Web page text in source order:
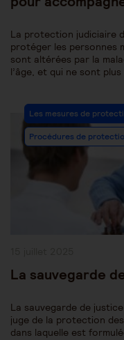
La protection judiciaire
protéger les personnes
sont altérées par la
l’âge, et qui ne sont
Post
Category:
Les mesures de
Procédures de
La sauvegarde
La sauvegarde de
juge de la protection
dans laquelle est